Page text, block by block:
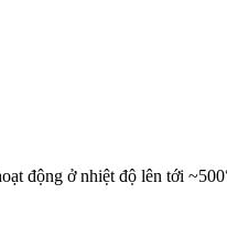
động ở nhiệt độ lên tới